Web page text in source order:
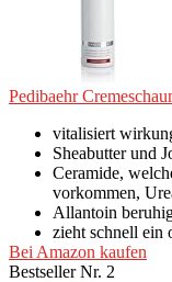
Pedibaehr
vitalisiert
Sheabutter und
Ceramide,
vorkommen,
Allantoin
zieht schnell ein
Bei Amazon kaufen
Bestseller Nr. 2